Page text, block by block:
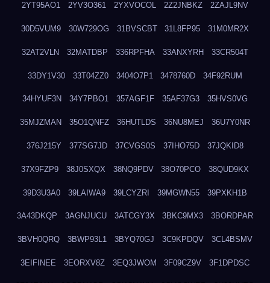
2YT95AO1 2YV3O361 2YXVOCOL 2Z2JNBKZ 2ZAJL9NV
30D5VUM9 30W729OG 31BVSCBT 31L8FP95 31M0MR2X
32AT2VLN 32MATDBP 336RPFHA 33ANXYRH 33CR504T
33DY1V30 33T04ZZ0 3404O7P1 3478760D 34F92RUM
34HYUF3N 34Y7PBO1 357AGF1F 35AF37G3 35HVS0VG
35MJZMAN 35O1QNFZ 36HUTLDS 36NU8MEJ 36U7Y0NR
376J215Y 377SG7JD 37CVGS0S 37IHO75D 37JQKID8
37X9FZP9 38J0SXQX 38NQ9PDV 38O70PCO 38QUD9KX
39D3U3A0 39LAIWA9 39LCYZRI 39MGWN55 39PXKH1B
3A43DKQP 3AGNJUCU 3ATCGY3X 3BKC9MX3 3BORDPAR
3BVH0QRQ 3BWP93L1 3BYQ70GJ 3C9KPDQV 3CL4BSMV
3EIFINEE 3EORXV8Z 3EQ3JWOM 3F09CZ9V 3F1DPDSC